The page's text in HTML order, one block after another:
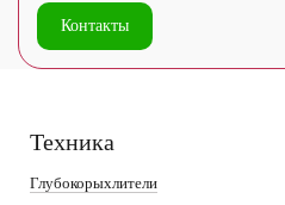
Контакты
Техника
Глубокорыхлители